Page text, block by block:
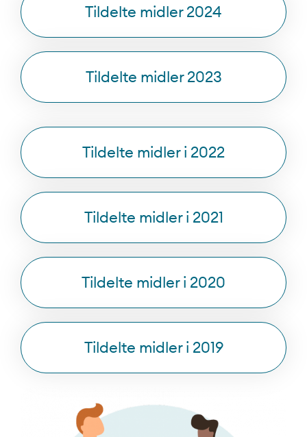
Tildelte midler 2024
Tildelte midler 2023
Tildelte midler i 2022
Tildelte midler i 2021
Tildelte midler i 2020
Tildelte midler i 2019